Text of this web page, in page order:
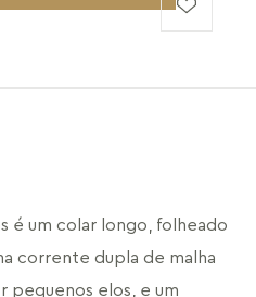
é um colar longo, folheado
corrente dupla de malha
pequenos elos, e um